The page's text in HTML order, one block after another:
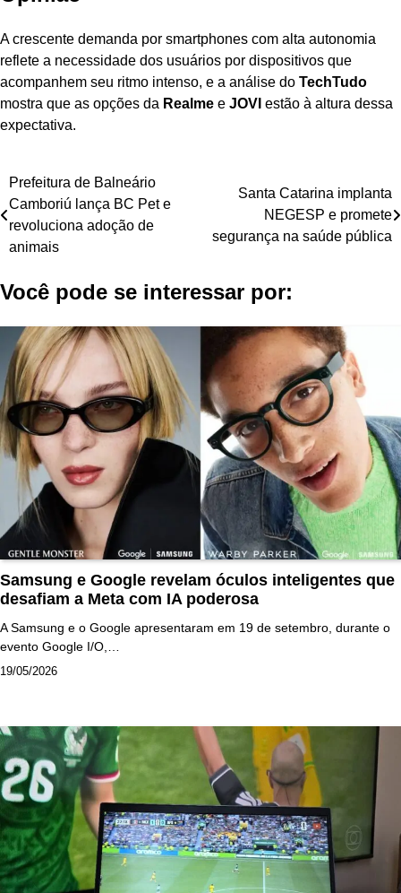
A crescente demanda por smartphones com alta autonomia
reflete a necessidade dos usuários por dispositivos que
acompanhem seu ritmo intenso, e a análise do TechTudo
mostra que as opções da Realme e JOVI estão à altura dessa
expectativa.
Navegação
de
Post
Prefeitura de Balneário
Camboriú lança BC Pet e
revoluciona adoção de
animais
Santa Catarina implanta
NEGESP e promete
segurança na saúde pública
Você pode se interessar por:
Samsung e Google revelam óculos inteligentes que
desafiam a Meta com IA poderosa
A Samsung e o Google apresentaram em 19 de setembro, durante o
evento Google I/O,…
19/05/2026